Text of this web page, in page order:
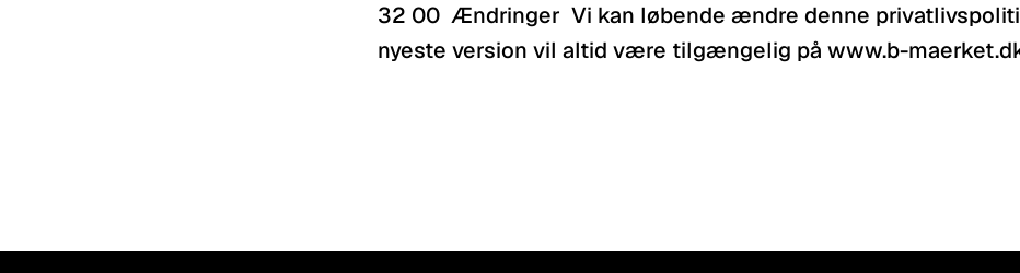
32 00  Ændringer  Vi kan løbende ændre denne
nyeste version vil altid være tilgængelig på www.b-